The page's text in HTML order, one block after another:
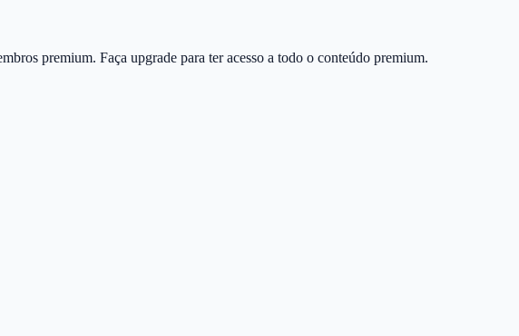
premium. Faça upgrade para ter acesso a todo o conteúdo premium.